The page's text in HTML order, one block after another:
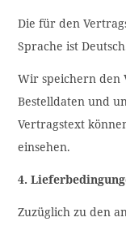
Die für den
Sprache ist
Wir speichern den
Bestelldaten und
Vertragstext
einsehen.
4.
Zuzüglich zu den